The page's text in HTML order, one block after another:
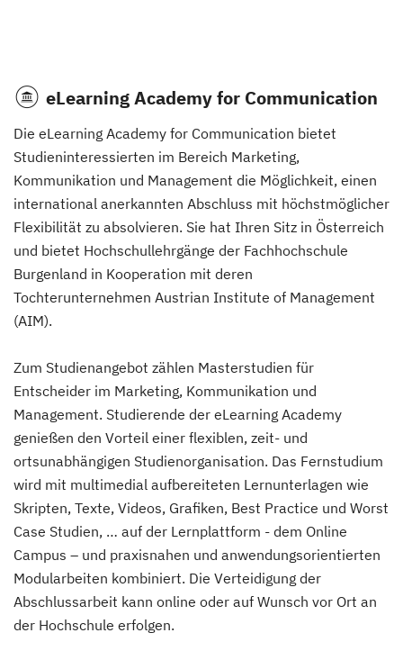
eLearning Academy for Communication
Die eLearning Academy for Communication bietet
Studieninteressierten im Bereich Marketing,
Kommunikation und Management die Möglichkeit, einen
international anerkannten Abschluss mit höchstmöglicher
Flexibilität zu absolvieren. Sie hat Ihren Sitz in Österreich
und bietet Hochschullehrgänge der Fachhochschule
Burgenland in Kooperation mit deren
Tochterunternehmen Austrian Institute of Management
(AIM).
Zum Studienangebot zählen Masterstudien für
Entscheider im Marketing, Kommunikation und
Management. Studierende der eLearning Academy
genießen den Vorteil einer flexiblen, zeit- und
ortsunabhängigen Studienorganisation. Das Fernstudium
wird mit multimedial aufbereiteten Lernunterlagen wie
Skripten, Texte, Videos, Grafiken, Best Practice und Worst
Case Studien, … auf der Lernplattform - dem Online
Campus – und praxisnahen und anwendungsorientierten
Modularbeiten kombiniert. Die Verteidigung der
Abschlussarbeit kann online oder auf Wunsch vor Ort an
der Hochschule erfolgen.